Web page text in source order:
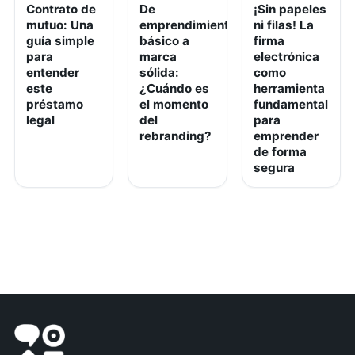
Contrato de
mutuo: Una
guía simple
para
entender
este
préstamo
legal
De
emprendimiento
básico a
marca
sólida:
¿Cuándo es
el momento
del
rebranding?
¡Sin papeles
ni filas! La
firma
electrónica
como
herramienta
fundamental
para
emprender
de forma
segura